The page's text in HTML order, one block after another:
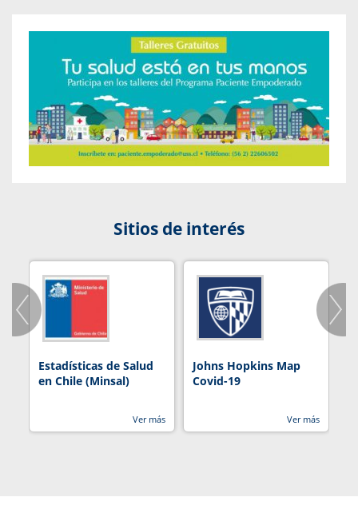
Sitios de interés
Estadísticas de Salud
en Chile (Minsal)
Ver más
Johns Hopkins Map
Covid-19
Ver más